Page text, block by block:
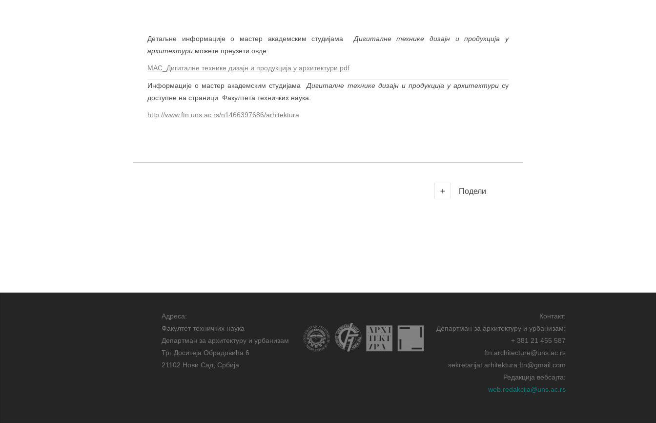
Детаљне информације о мастер академским студијама Дигиталне технике дизајн и продукција у
архитектури можете преузети овде:
МАС_Дигиталне технике дизајн и продукција у архитектури.pdf
Информације о мастер академским студијамаДигиталне технике дизајн и продукција у архитектурису
доступне на страници Факултета техничких наука:
http://www.ftn.uns.ac.rs/n1466397686/arhitektura
Подели
Адреса:
Факултет техничких наука
Департман за архитектуру и урбанизам
Трг Доситеја Обрадовића 6
21102 Нови Сад, Србија
Контакт:
Департман за архитектуру и урбанизам:
+ 381 21 455 587
ftn.architecture@uns.ac.rs
sekretarijat.arhitektura.ftn@gmail.com
Редакција вебсајта:
web.redakcija@uns.ac.rs